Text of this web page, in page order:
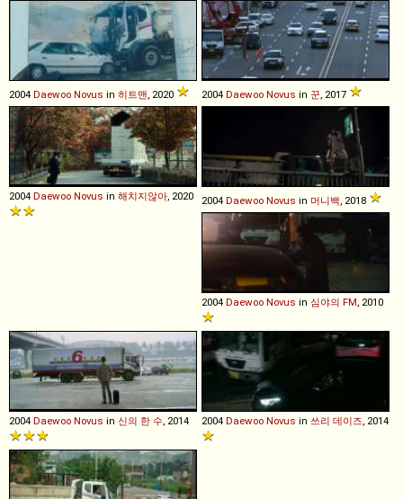
2004 Daewoo Novus in 히트맨, 2020 2004 Daewoo Novus in 꾼, 2017
2004 Daewoo Novus in 해치지않아, 2020 2004 Daewoo Novus in 머니백, 2018
2004 Daewoo Novus in 심야의 FM, 2010
2004 Daewoo Novus in 신의 한 수, 2014 2004 Daewoo Novus in 쓰리 데이즈, 2014